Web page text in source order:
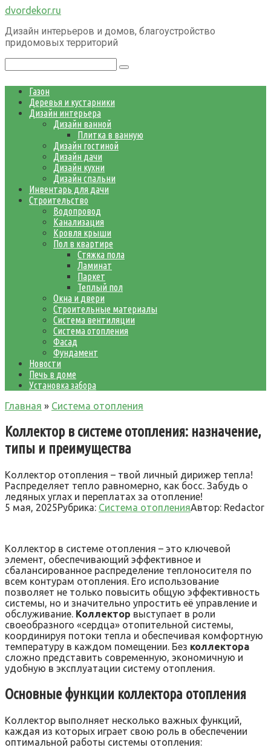
Перейти
контенту
dvordekor.ru
Дизайн интерьеров и домов, благоустройство
придомовых территорий
Газон
Деревья и кустарники
Дизайн интерьера
Дизайн ванной
Плитка в ванную
Дизайн гостиной
Дизайн дачи
Дизайн кухни
Дизайн спальни
Инвентарь для дачи
Строительство
Водопровод
Канализация
Кровля крыши
Пол в квартире
Стяжка пола
Ламинат
Паркет
Теплый пол
Окна и двери
Строительные материалы
Система вентиляции
Система отопления
Фасад
Фундамент
Новости
Печь в доме
Установка забора
Главная » Система отопления
Коллектор в системе отопления: назначение,
типы и преимущества
Коллектор отопления – твой личный дирижер тепла!
Распределяет тепло равномерно, как босс. Забудь о
ледяных углах и переплатах за отопление!
5 мая, 2025Рубрика: Система отопленияАвтор: Redactor
Коллектор в системе отопления – это ключевой
элемент, обеспечивающий эффективное и
сбалансированное распределение теплоносителя по
всем контурам отопления. Его использование
позволяет не только повысить общую эффективность
системы, но и значительно упростить её управление и
обслуживание. Коллектор выступает в роли
своеобразного «сердца» отопительной системы,
координируя потоки тепла и обеспечивая комфортную
температуру в каждом помещении. Без коллектора
сложно представить современную, экономичную и
удобную в эксплуатации систему отопления.
Основные функции коллектора отопления
Коллектор выполняет несколько важных функций,
каждая из которых играет свою роль в обеспечении
оптимальной работы системы отопления: